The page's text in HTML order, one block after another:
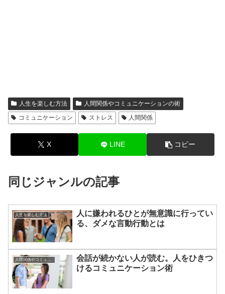
人生を楽しむ方法
人間関係やコミュニケーションの術
コミュニケーション
ストレス 人間関係
X LINE コピー
同じジャンルの記事
人生を楽しむ方法
人に嫌われるひとが無意識に行ってい
る、ダメな言動行動とは
会話が続かない人が読む。人をひきつ
けるコミュニケーション術